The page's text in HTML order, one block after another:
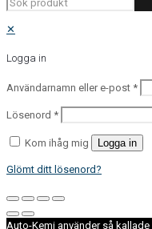
✕
Logga in
Användarnamn eller e-post *
Lösenord *
Kom ihåg mig Logga in
Glömt ditt lösenord?
Auto-Kemi använder så